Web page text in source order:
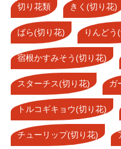
切り花類 きく(切り花)
ばら(切り花) りんどう
宿根かすみそう(切り花)
スターチス(切り花) ガ
トルコギキョウ(切り花)
チューリップ(切り花)